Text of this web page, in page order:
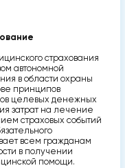
страхования
автономной
в области охраны
принципов
целевых денежных
затрат на лечение
страховых событий
всем гражданам
в получении
помощи.